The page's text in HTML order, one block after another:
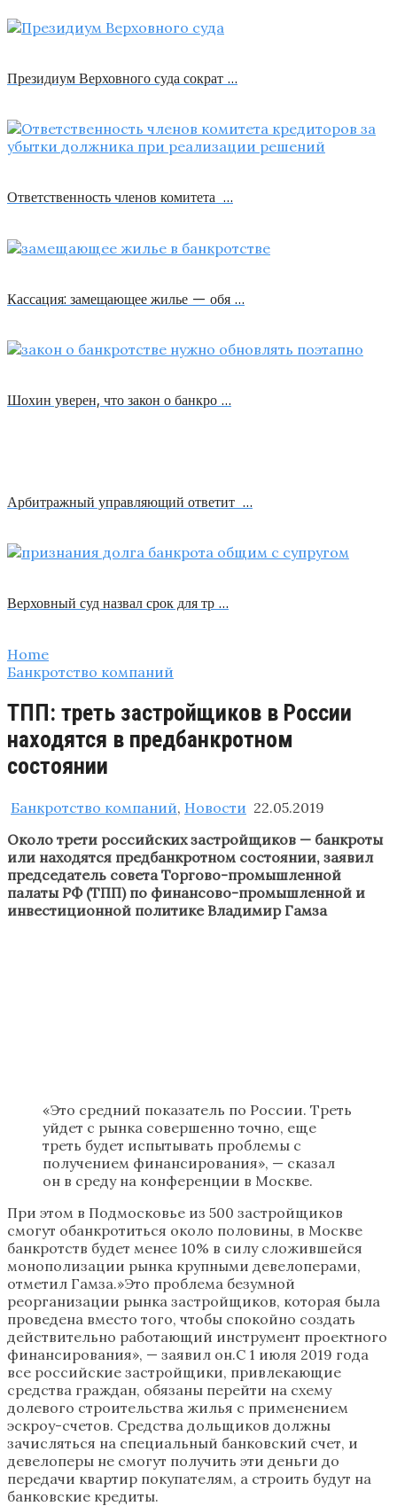
Президиум Верховного суда сократ …
Ответственность членов комитета …
Кассация: замещающее жилье — обя …
Шохин уверен, что закон о банкро …
Арбитражный управляющий ответит …
Верховный суд назвал срок для тр …
Home
Банкротство компаний
ТПП: треть застройщиков в России
находятся в предбанкротном
состоянии
Банкротство компаний, Новости 22.05.2019
Около трети российских застройщиков — банкроты
или находятся предбанкротном состоянии, заявил
председатель совета Торгово-промышленной
палаты РФ (ТПП) по финансово-промышленной и
инвестиционной политике Владимир Гамза
«Это средний показатель по России. Треть
уйдет с рынка совершенно точно, еще
треть будет испытывать проблемы с
получением финансирования», — сказал
он в среду на конференции в Москве.
При этом в Подмосковье из 500 застройщиков
смогут обанкротиться около половины, в Москве
банкротств будет менее 10% в силу сложившейся
монополизации рынка крупными девелоперами,
отметил Гамза.»Это проблема безумной
реорганизации рынка застройщиков, которая была
проведена вместо того, чтобы спокойно создать
действительно работающий инструмент проектного
финансирования», — заявил он.С 1 июля 2019 года
все российские застройщики, привлекающие
средства граждан, обязаны перейти на схему
долевого строительства жилья с применением
эскроу-счетов. Средства дольщиков должны
зачисляться на специальный банковский счет, и
девелоперы не смогут получить эти деньги до
передачи квартир покупателям, а строить будут на
банковские кредиты.